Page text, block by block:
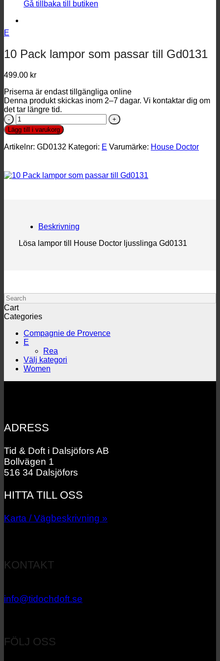
Gå tillbaka till butiken
E
10 Pack lampor som passar till Gd0131
499.00 kr
Priserna är endast tillgängliga online
Denna produkt skickas inom 2–7 dagar. Vi kontaktar dig om
det tar längre tid.
10
Pack
lampor
som
Gd0131
mängd
Lägg till i varukorg
Artikelnr: GD0132 Kategori: E Varumärke: House Doctor
Beskrivning
Lösa lampor till House Doctor ljusslinga Gd0131
Search
Cart
Categories
Compagnie de Provence
E
Rea
Välj kategori
Women
ADRESS
Tid & Doft i Dalsjöfors AB
Bollvägen 1
516 34 Dalsjöfors
HITTA TILL OSS
Karta / Vägbeskrivning »
KONTAKT
info@tidochdoft.se
FÖLJ OSS